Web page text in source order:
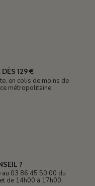
129 €
en colis de moins de
métropolitaine
?
au 03 86 45 50 00 du
de 14h00 à 17h00.